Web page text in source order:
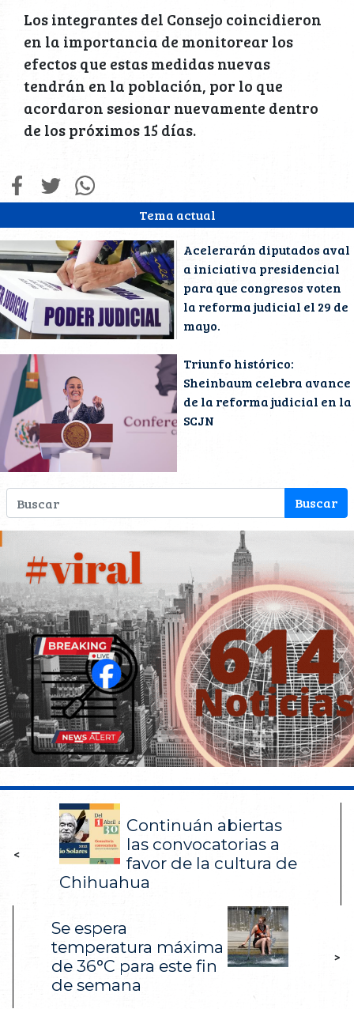
Tema actual
Acelerarán diputados aval
a iniciativa presidencial
para que congresos voten
la reforma judicial el 29 de
mayo.
Triunfo histórico:
Sheinbaum celebra avance
de la reforma judicial en la
SCJN
Los integrantes del Consejo coincidieron
en la importancia de monitorear los
efectos que estas medidas nuevas
tendrán en la población, por lo que
acordaron sesionar nuevamente dentro
de los próximos 15 días.
<
Continuán abiertas
las convocatorias a
favor de la cultura de
Chihuahua
Se espera
temperatura máxima
de 36°C para este fin
de semana
>